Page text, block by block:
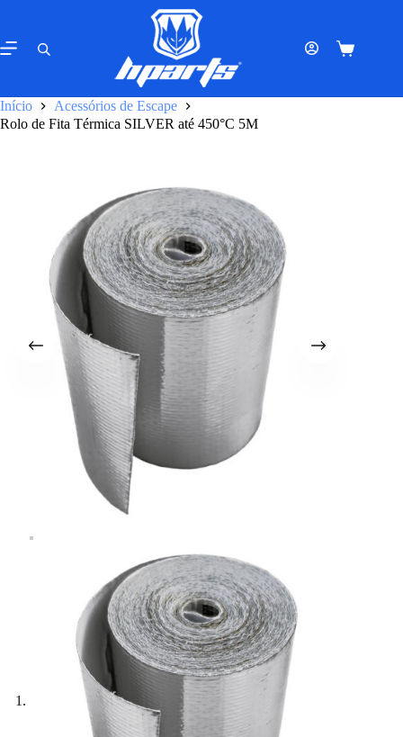
o
conteúdo
Carrinho
Início
Acessórios de Escape
Rolo de Fita Térmica SILVER até 450°C 5M